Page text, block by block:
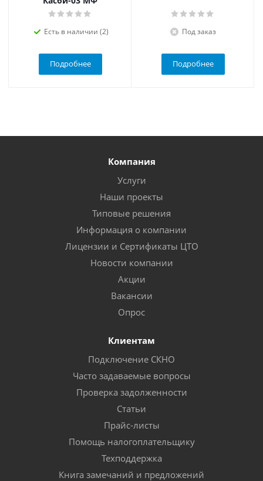
Есть в наличии (2)
Подробнее
Под заказ
Подробнее
Компания
Услуги
Наши проекты
Типовые решения
Информация о компании
Лицензии и Сертификаты ЦТО
Новости компании
Акции
Вакансии
Опрос
Клиентам
Подключение СКНО
Часто задаваемые вопросы
Проверка задолженности
Статьи
Прайс-листы
Помощь налогоплательщику
Техподдержка
Книга замечаний и предложений